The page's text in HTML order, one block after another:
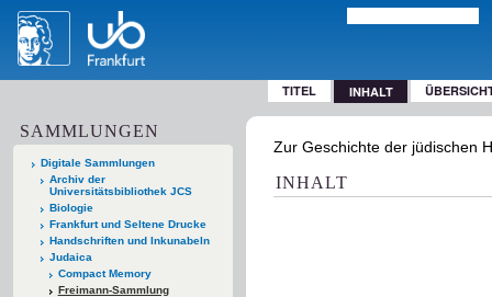
TITEL INHALT
SAMMLUNGEN
Digitale Sammlungen
Archiv der
Universitätsbibliothek JCS
Biologie
Frankfurt und Seltene Drucke
Handschriften und Inkunabeln
Judaica
Compact Memory
Freimann-Sammlung
Zur Geschichte der jüdischen
INHALT